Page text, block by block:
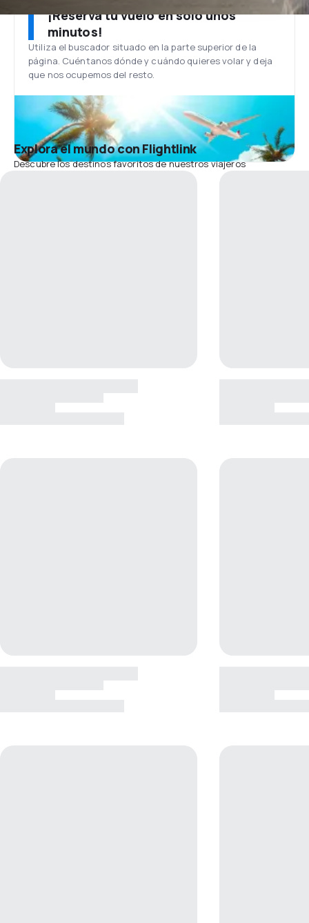
¡Reserva tu vuelo en solo unos
minutos!
Utiliza el buscador situado en la parte superior de la
página. Cuéntanos dónde y cuándo quieres volar y deja
que nos ocupemos del resto.
Explora el mundo con Flightlink
Descubre los destinos favoritos de nuestros viajeros